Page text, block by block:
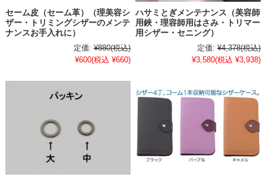
セーム皮（セーム革）（理美容シ
ザー・トリミングシザーのメンテ
ナンスお手入れに）
定価: ¥880(税込)
¥600(税込 ¥660)
ハサミとぎメンテナンス（美容師
用鋏・理容師用はさみ・トリマー
用シザー・セニング）
定価: ¥4,378(税込)
¥3,580(税込 ¥3,938)